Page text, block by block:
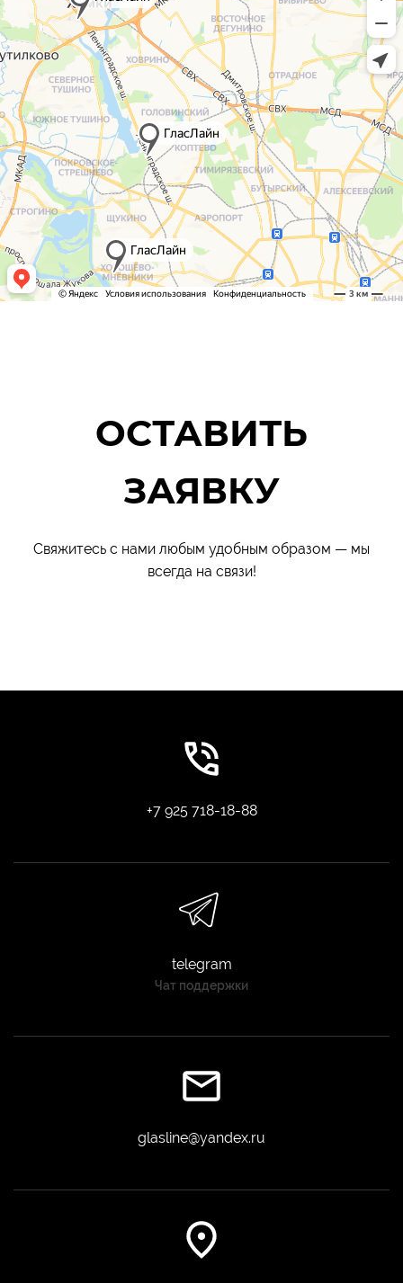
ОСТАВИТЬ
ЗАЯВКУ
Свяжитесь с нами любым удобным образом — мы
всегда на связи!
+7 925 718-18-88
telegram
Чат поддержки
glasline@yandex.ru